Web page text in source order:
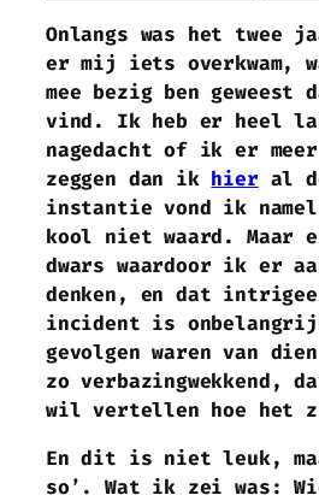
Onlangs was het twee
er mij iets overkwam,
mee bezig ben geweest
vind. Ik heb er heel
nagedacht of ik er
zeggen dan ik hieral
instantie vond ik
kool niet waard. Maar
dwars waardoor ik er
denken, en dat
incident is
gevolgen waren van
zo verbazingwekkend,
wil vertellen hoe het
En dit is niet leuk,
so’. Wat ik zei was: